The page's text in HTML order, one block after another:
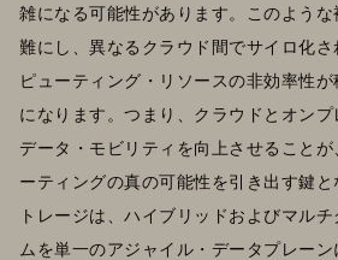
雑になる可能性があります。このよう
難にし、異なるクラウド間でサイロ化
ピューティング・リソースの非効率性
になります。つまり、クラウドとオン
データ・モビリティを向上させることが
ーティングの真の可能性を引き出す鍵
トレージは、ハイブリッドおよびマル
ムを単一のアジャイル・データプレー